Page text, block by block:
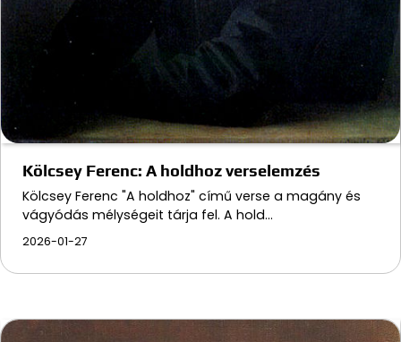
Kölcsey Ferenc: A holdhoz verselemzés
Kölcsey Ferenc "A holdhoz" című verse a magány és
vágyódás mélységeit tárja fel. A hold…
2026-01-27